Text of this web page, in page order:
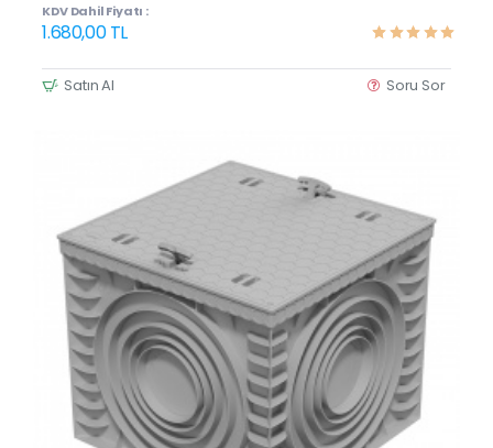
KDV Dahil Fiyatı :
1.680,00 TL
Satın Al Soru Sor